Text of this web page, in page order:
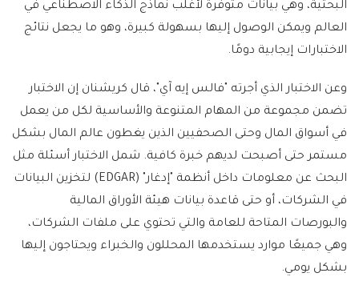
البحثية، وهي بيانات متوفرة لأغلب نماذج الذكاء الاصطناعي في
العالم ويمكن الوصول إليها بسهولة كبيرة، وهو ما يجعل نتائج
الاختبارات إيجابية دومًا.
وعن الاختبار الذي أجرته "فالس إيه آي"، قال كريشنان إن الاختبار
تضمن مجموعة من المهام المتنوعة والأساسية لكل من يعمل
في أسواق المال وحتى الصحفيين الذين يغطون عالم المال بشكل
مستمر حتى أصبحت لديهم خبرة كافية. شمل الاختبار أسئلة مثل
البحث عن معلومات داخل أنظمة "إدغار" (EDGAR) لتخزين البيانات
في الشركات، أو حتى قاعدة بيانات هيئة الأوراق المالية
والبورصات المتاحة للعامة والتي تحتوي على ملفات الشركات،
وهي جميعًا موارد يستخدمها المحللون والخبراء ويحتاجون إليها
بشكل يومي.